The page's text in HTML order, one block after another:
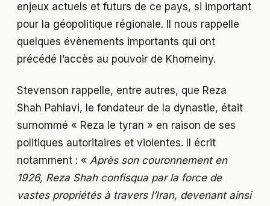
enjeux actuels et futurs de ce pays, si important
pour la géopolitique régionale. Il nous rappelle
quelques évènements importants qui ont
précédé l’accès au pouvoir de Khomeiny.
Stevenson rappelle, entre autres, que Reza
Shah Pahlavi, le fondateur de la dynastie, était
surnommé « Reza le tyran » en raison de ses
politiques autoritaires et violentes. Il écrit
notamment : « Après son couronnement en
1926, Reza Shah confisqua par la force de
vastes propriétés à travers l’Iran, devenant ainsi